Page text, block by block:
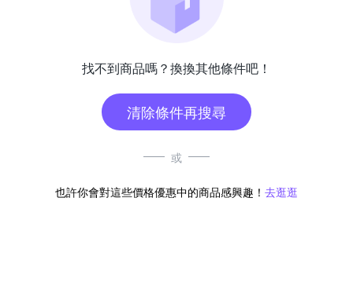
找不到商品嗎？換換其他條件吧！
清除條件再搜尋
或
也許你會對這些價格優惠中的商品感興趣！ 去逛逛